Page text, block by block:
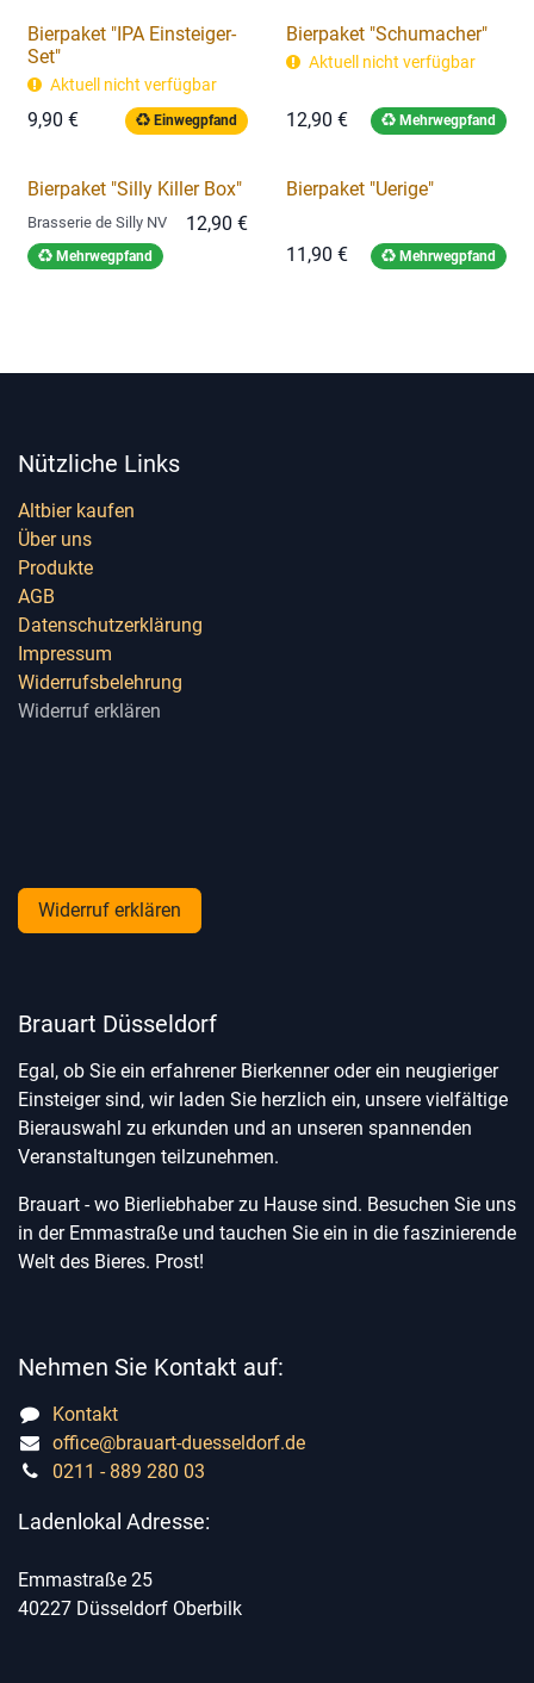
Bierpaket "IPA Einsteiger-
Set"
Aktuell nicht verfügbar
9,90 € Einwegpfand
Bierpaket "Schumacher"
Aktuell nicht verfügbar
12,90 € Mehrwegpfand
Bierpaket "Silly Killer Box"
Brasserie de Silly NV 12,90 €
Mehrwegpfand
Bierpaket "Uerige"
11,90 € Mehrwegpfand
Nützliche Links
Altbier kaufen
Über uns
Produkte
AGB
Datenschutzerklärung
Impressum
Widerrufsbelehrung
Widerruf erklären
Widerruf erklären
Brauart Düsseldorf
Egal, ob Sie ein erfahrener Bierkenner oder ein neugieriger
Einsteiger sind, wir laden Sie herzlich ein, unsere vielfältige
Bierauswahl zu erkunden und an unseren spannenden
Veranstaltungen teilzunehmen.
Brauart - wo Bierliebhaber zu Hause sind. Besuchen Sie uns
in der Emmastraße und tauchen Sie ein in die faszinierende
Welt des Bieres. Prost!
Nehmen Sie Kontakt auf:
Kontakt
office@brauart-duesseldorf.de
0211 - 889 280 03
Ladenlokal Adresse:
Emmastraße 25
40227 Düsseldorf Oberbilk